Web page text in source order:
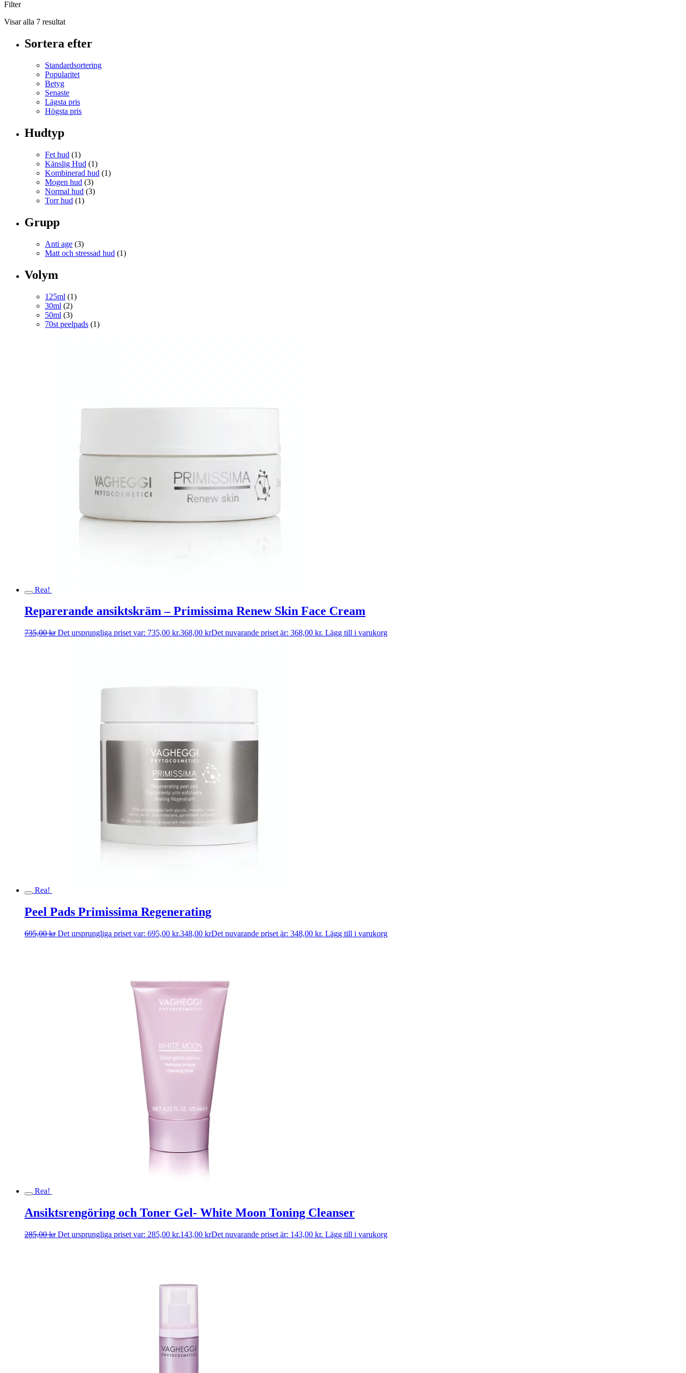
Filter
Visar alla 7 resultat
Sortera efter
Standardsortering
Popularitet
Betyg
Senaste
Lägsta pris
Högsta pris
Hudtyp
Fet hud (1)
Känslig Hud (1)
Kombinerad hud (1)
Mogen hud (3)
Normal hud (3)
Torr hud (1)
Grupp
Anti age (3)
Matt och stressad hud (1)
Volym
125ml (1)
30ml (2)
50ml (3)
70st peelpads (1)
Rea!
Reparerande ansiktskräm – Primissima Renew Skin Face Cream
735,00kr Det ursprungliga priset var: 735,00 kr.368,00 krDet nuvarande priset är: 368,00 kr. Lägg till i varukorg
Rea!
Peel Pads Primissima Regenerating
695,00kr Det ursprungliga priset var: 695,00 kr.348,00 krDet nuvarande priset är: 348,00 kr. Lägg till i varukorg
Rea!
Ansiktsrengöring och Toner Gel- White Moon Toning Cleanser
285,00kr Det ursprungliga priset var: 285,00 kr.143,00 krDet nuvarande priset är: 143,00 kr. Lägg till i varukorg